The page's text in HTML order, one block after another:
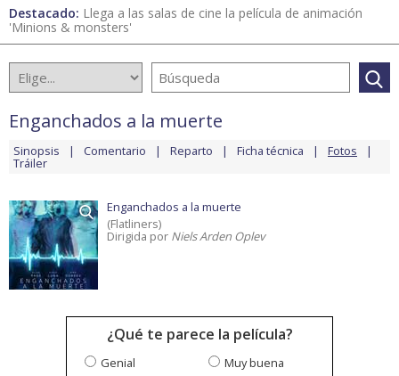
Destacado: Llega a las salas de cine la película de animación
'Minions & monsters'
Enganchados a la muerte
Sinopsis Comentario Reparto Ficha técnica Fotos
Tráiler
Enganchados a la muerte
(Flatliners)
Dirigida por Niels Arden Oplev
¿Qué te parece la película?
Genial
Muy buena